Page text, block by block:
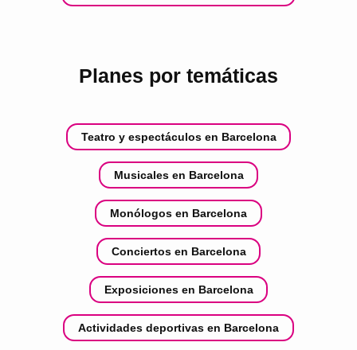
Planes por temáticas
Teatro y espectáculos en Barcelona
Musicales en Barcelona
Monólogos en Barcelona
Conciertos en Barcelona
Exposiciones en Barcelona
Actividades deportivas en Barcelona